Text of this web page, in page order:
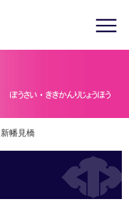
新幡見橋